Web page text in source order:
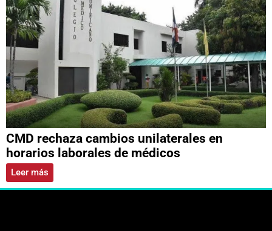
CMD rechaza cambios unilaterales en
horarios laborales de médicos
Leer más